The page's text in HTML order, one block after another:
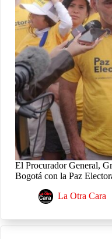
El Procurador General,
Bogotá con la Paz
La Otra Cara